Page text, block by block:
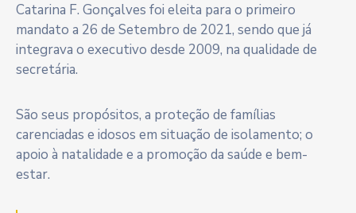
Catarina F. Gonçalves foi eleita para o primeiro
mandato a 26 de Setembro de 2021, sendo que já
integrava o executivo desde 2009, na qualidade de
secretária.
São seus propósitos, a proteção de famílias
carenciadas e idosos em situação de isolamento; o
apoio à natalidade e a promoção da saúde e bem-
estar.